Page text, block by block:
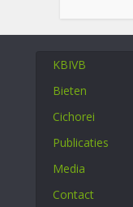
KBIVB
Bieten
Cichorei
Publicaties
Media
Contact